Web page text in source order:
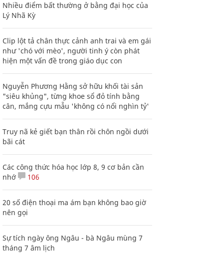
Nhiều điểm bất thường ở bằng đại học của
Lý Nhã Kỳ
Clip lột tả chân thực cảnh anh trai và em gái
như 'chó với mèo', người tinh ý còn phát
hiện một vấn đề trong giáo dục con
Nguyễn Phương Hằng sở hữu khối tài sản
"siêu khủng", từng khoe sổ đỏ tính bằng
cân, mắng cựu mẫu 'không có nổi nghìn tỷ'
Truy nã kẻ giết bạn thân rồi chôn ngồi dưới
bãi cát
Các công thức hóa học lớp 8, 9 cơ bản cần
nhớ
106
20 số điện thoại ma ám bạn không bao giờ
nên gọi
Sự tích ngày ông Ngâu - bà Ngâu mùng 7
tháng 7 âm lịch